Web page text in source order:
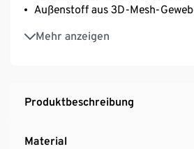
Außenstoff aus 3D-Mesh-
Mehr anzeigen
Gefüllt mit schnelltrocknendem
Robustes, langlebiges und
Produktbeschreibung
Material